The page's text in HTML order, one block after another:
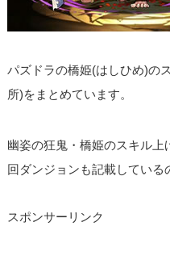
パズドラの橋姫(はしひめ)の
所)をまとめています。
幽姿の狂鬼・橋姫のスキル
回ダンジョンも記載している
スポンサーリンク